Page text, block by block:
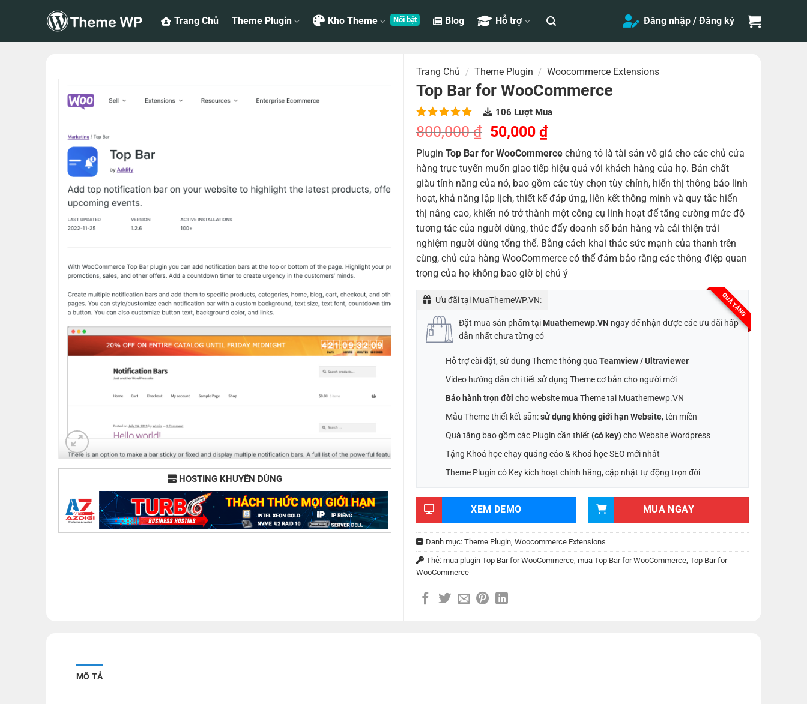
Trang Chủ Theme Plugin Kho Theme Blog Hỗ trợ Đăng nhập / Đăng ký
HOSTING KHUYÊN DÙNG
Trang Chủ / Theme Plugin / Woocommerce Extensions
Top Bar for WooCommerce
5.00trên
5 dựa
trên
2
đánh
giá
106 Lượt Mua
800,000₫ Giá
gốc
là:
800,000 ₫.
50,000 ₫Giá
hiện
tại
là:
50,000 ₫.
Plugin Top Bar for WooCommerce chứng tỏ là tài sản vô giá cho các chủ cửa
hàng trực tuyến muốn giao tiếp hiệu quả với khách hàng của họ. Bản chất
giàu tính năng của nó, bao gồm các tùy chọn tùy chỉnh, hiển thị thông báo linh
hoạt, khả năng lập lịch, thiết kế đáp ứng, liên kết thông minh và quy tắc hiển
thị nâng cao, khiến nó trở thành một công cụ linh hoạt để tăng cường mức độ
tương tác của người dùng, thúc đẩy doanh số bán hàng và cải thiện trải
nghiệm người dùng tổng thể. Bằng cách khai thác sức mạnh của thanh trên
cùng, chủ cửa hàng WooCommerce có thể đảm bảo rằng các thông điệp quan
trọng của họ không bao giờ bị chú ý
QUÀ TẶNG
Ưu đãi tại MuaThemeWP.VN:
Đặt mua sản phẩm tại Muathemewp.VN ngay để nhận được các ưu đãi hấp
dẫn nhất chưa từng có
Hỗ trợ cài đặt, sử dụng Theme thông qua Teamview / Ultraviewer
Video hướng dẫn chi tiết sử dụng Theme cơ bản cho người mới
Bảo hành trọn đời cho website mua Theme tại Muathemewp.VN
Mẫu Theme thiết kết sẵn:sử dụng không giới hạn Website, tên miền
Quà tặng bao gồm các Plugin cần thiết (có key)cho Website Wordpress
Tặng Khoá học chạy quảng cáo & Khoá học SEO mới nhất
Theme Plugin có Key kích hoạt chính hãng, cập nhật tự động trọn đời
XEM DEMO MUA NGAY
Danh mục: Theme Plugin, Woocommerce Extensions
Thẻ: mua plugin Top Bar for WooCommerce, mua Top Bar for WooCommerce, Top Bar for
WooCommerce
MÔ TẢ